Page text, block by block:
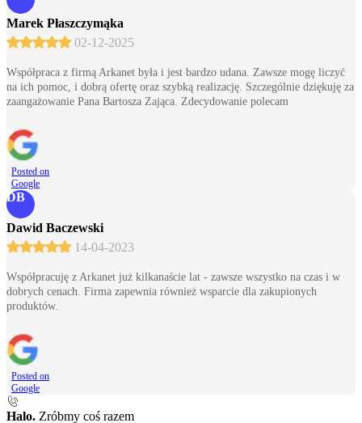
Marek Płaszczymąka
02-12-2025
Współpraca z firmą Arkanet była i jest bardzo udana. Zawsze mogę liczyć
na ich pomoc, i dobrą ofertę oraz szybką realizację. Szczególnie dziękuję za
zaangażowanie Pana Bartosza Zająca. Zdecydowanie polecam
Posted on
Google
DB
Dawid Baczewski
14-04-2023
Współpracuję z Arkanet już kilkanaście lat - zawsze wszystko na czas i w
dobrych cenach. Firma zapewnia również wsparcie dla zakupionych
produktów.
Posted on
Google
Halo. Zróbmy coś razem